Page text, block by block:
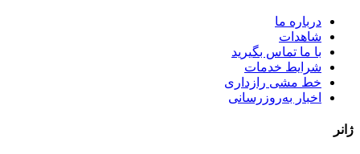
درباره ما
شاهدات
با ما تماس بگیرید
شرایط خدمات
خط مشی رازداری
اخبار به‌روزرسانی
ژانر